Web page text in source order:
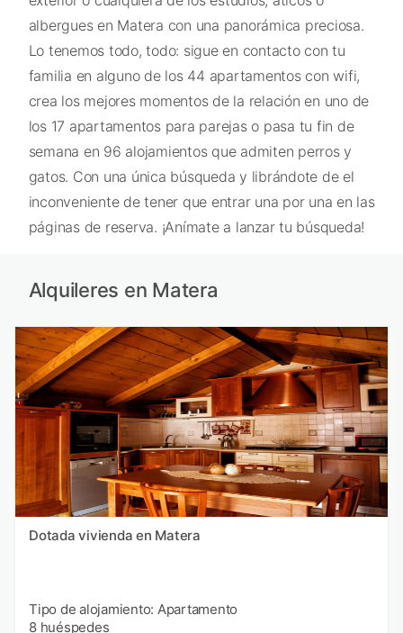
albergues en Matera con una panorámica preciosa.
Lo tenemos todo, todo: sigue en contacto con tu
familia en alguno de los 44 apartamentos con wifi,
crea los mejores momentos de la relación en uno de
los 17 apartamentos para parejas o pasa tu fin de
semana en 96 alojamientos que admiten perros y
gatos. Con una única búsqueda y librándote de el
inconveniente de tener que entrar una por una en las
páginas de reserva. ¡Anímate a lanzar tu búsqueda!
Alquileres en Matera
Dotada vivienda en Matera
Tipo de alojamiento: Apartamento
8 huéspedes